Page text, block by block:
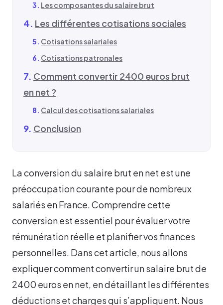
Les composantes du salaire brut
Les différentes cotisations sociales
Cotisations salariales
Cotisations patronales
Comment convertir 2400 euros brut
en net ?
Calcul des cotisations salariales
Conclusion
La conversion du salaire brut en net est une
préoccupation courante pour de nombreux
salariés en France. Comprendre cette
conversion est essentiel pour évaluer votre
rémunération réelle et planifier vos finances
personnelles. Dans cet article, nous allons
expliquer comment convertir un salaire brut de
2400 euros en net, en détaillant les différentes
déductions et charges qui s’appliquent. Nous